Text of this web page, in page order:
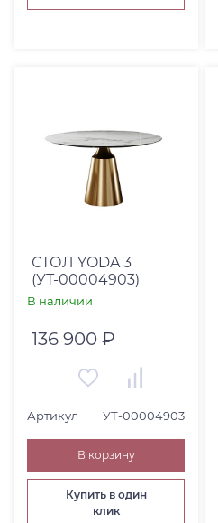
СТОЛ YODA 3
(УТ-00004903)
В наличии
136 900 ₽
Артикул УТ-00004903
В корзину
Купить в один
клик